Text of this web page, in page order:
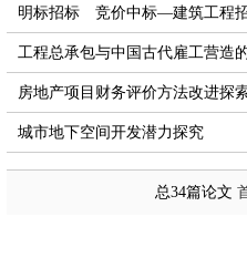
明标招标 竞价中标—建筑工程
工程总承包与中国古代雇工营造
房地产项目财务评价方法改进探
城市地下空间开发潜力探究
总34篇论文